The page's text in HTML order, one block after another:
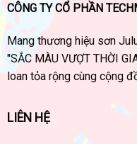
CÔNG TY CỔ PHẦN
Mang thương hiệu sơn
"SẮC MÀU VƯỢT THỜI
loan tỏa rộng cùng cộng
LIÊN HỆ